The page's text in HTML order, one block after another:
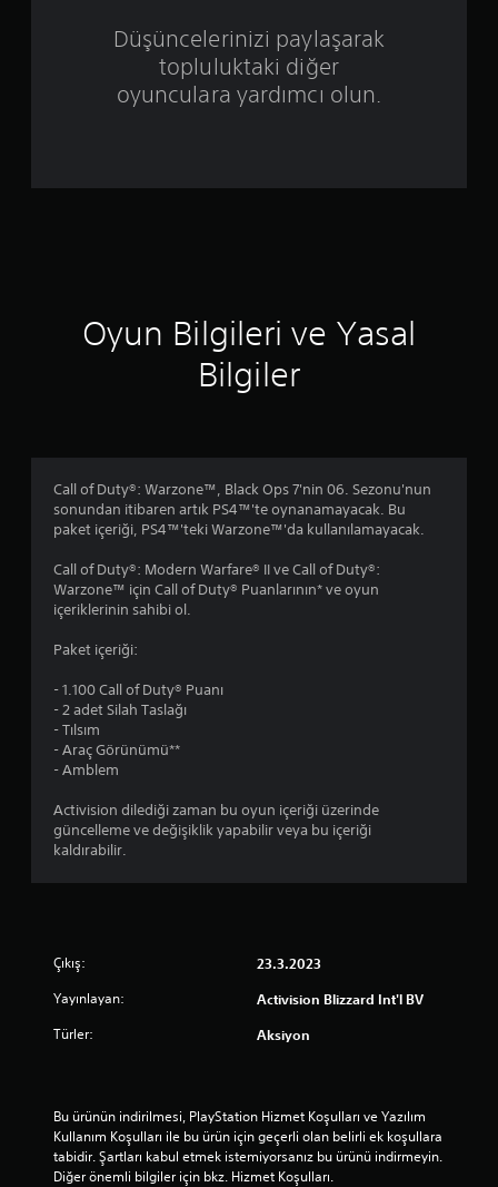
n
3
9
y
Düşüncelerinizi paylaşarak
topluluktaki diğer
oyunculara yardımcı olun.
Oyun Bilgileri ve Yasal
Bilgiler
Call of Duty®: Warzone™, Black Ops 7'nin 06. Sezonu'nun
sonundan itibaren artık PS4™'te oynanamayacak. Bu
paket içeriği, PS4™'teki Warzone™'da kullanılamayacak.
Call of Duty®: Modern Warfare® II ve Call of Duty®:
Warzone™ için Call of Duty® Puanlarının* ve oyun
içeriklerinin sahibi ol.
Paket içeriği:
- 1.100 Call of Duty® Puanı
- 2 adet Silah Taslağı
- Tılsım
- Araç Görünümü**
- Amblem
Activision dilediği zaman bu oyun içeriği üzerinde
güncelleme ve değişiklik yapabilir veya bu içeriği
kaldırabilir.
Çıkış: 23.3.2023
Yayınlayan: Activision Blizzard Int'l BV
Türler: Aksiyon
Bu ürünün indirilmesi, PlayStation Hizmet Koşulları ve Yazılım
Kullanım Koşulları ile bu ürün için geçerli olan belirli ek koşullara
tabidir. Şartları kabul etmek istemiyorsanız bu ürünü indirmeyin.
Diğer önemli bilgiler için bkz. Hizmet Koşulları.